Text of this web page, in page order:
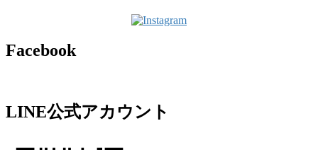
Facebook
LINE公式アカウント